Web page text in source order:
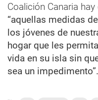
Coalición Canaria
“aquellas medidas
los jóvenes de
hogar que les
vida en su isla sin
sea un impedimento”.